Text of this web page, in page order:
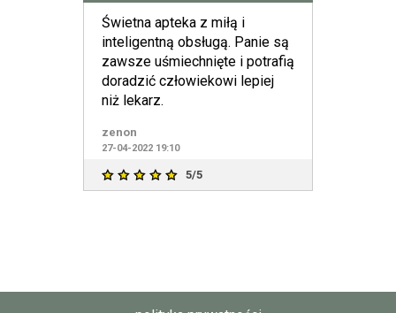
Świetna apteka z miłą i
inteligentną obsługą. Panie są
zawsze uśmiechnięte i potrafią
doradzić człowiekowi lepiej
niż lekarz.
zenon
27-04-2022 19:10
5/5